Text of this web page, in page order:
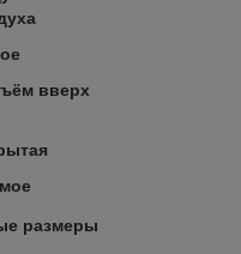
вверх
размеры